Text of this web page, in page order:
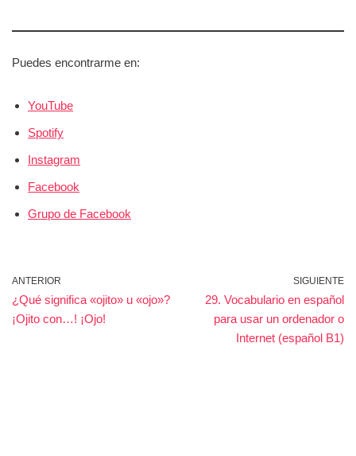
Puedes encontrarme en:
YouTube
Spotify
Instagram
Facebook
Grupo de Facebook
ANTERIOR
¿Qué significa «ojito» u «ojo»?
¡Ojito con…! ¡Ojo!
SIGUIENTE
29. Vocabulario en español
para usar un ordenador o
Internet (español B1)